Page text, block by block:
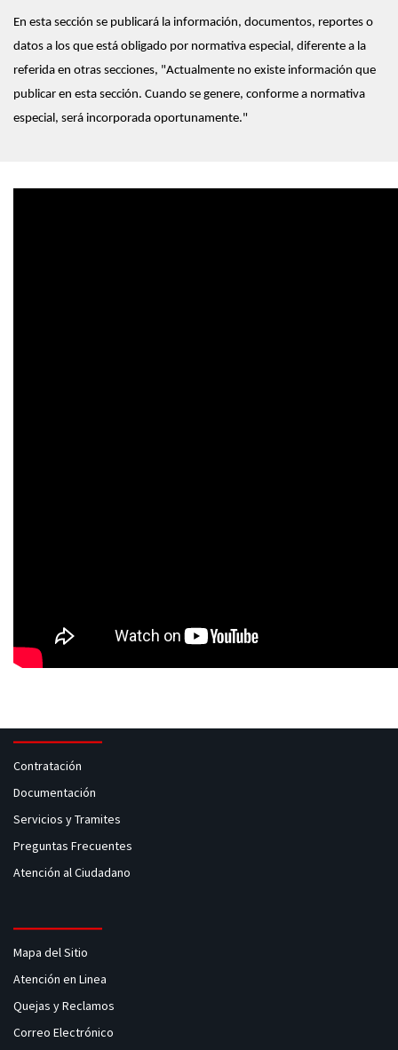
En esta sección se publicará la información, documentos, reportes o
datos a los que está obligado por normativa especial, diferente a la
referida en otras secciones, "Actualmente no existe información que
publicar en esta sección. Cuando se genere, conforme a normativa
especial, será incorporada oportunamente."
Contratación
Documentación
Servicios y Tramites
Preguntas Frecuentes
Atención al Ciudadano
Mapa del Sitio
Atención en Linea
Quejas y Reclamos
Correo Electrónico